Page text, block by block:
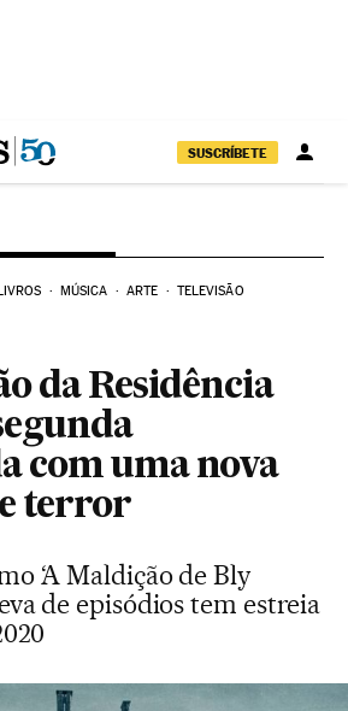
SUSCRÍBETE
MÚSICA ARTE TELEVISÃO
da Residência
com uma nova
terror
‘A Maldição de Bly
de episódios tem estreia